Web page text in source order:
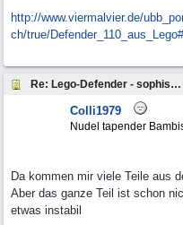
http://www.viermalvier.de/
ch/true/
Re: Lego-Defender - sophisticated!
Colli1979
Nudel tapender
Da kommen mir viele Teile aus
Aber das ganze Teil ist schon
etwas instabil